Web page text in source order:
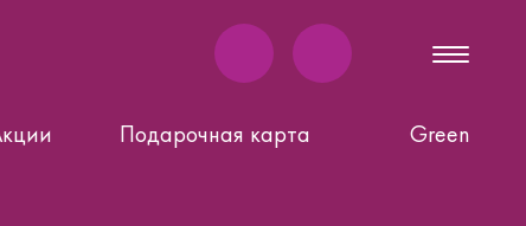
Подарочная карта Green